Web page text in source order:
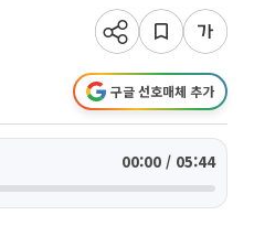
구글 선호매체 추가
00:00 / 05:44